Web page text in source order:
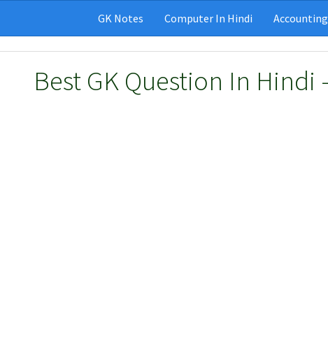
GK Notes Computer In Hindi
Best GK Question In Hindi